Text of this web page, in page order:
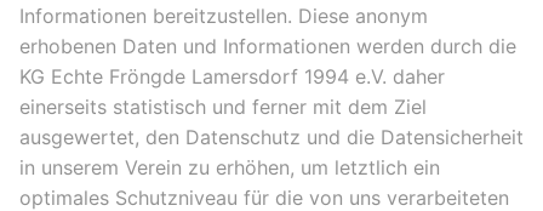
Informationen bereitzustellen. Diese anonym
erhobenen Daten und Informationen werden durch die
KG Echte Fröngde Lamersdorf 1994 e.V. daher
einerseits statistisch und ferner mit dem Ziel
ausgewertet, den Datenschutz und die Datensicherheit
in unserem Verein zu erhöhen, um letztlich ein
optimales Schutzniveau für die von uns verarbeiteten